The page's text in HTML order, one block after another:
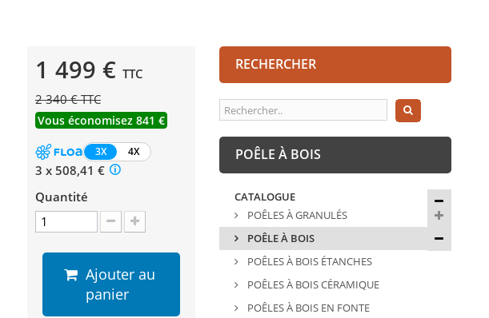
1 499 € TTC
2 340 € TTC
Vous économisez 841 €
3X 4X
3 x 508,41 €
Quantité
Ajouter au
panier
RECHERCHER
POÊLE À BOIS
CATALOGUE
POÊLES À GRANULÉS
POÊLE À BOIS
POÊLES À BOIS ÉTANCHES
POÊLES À BOIS CÉRAMIQUE
POÊLES À BOIS EN FONTE